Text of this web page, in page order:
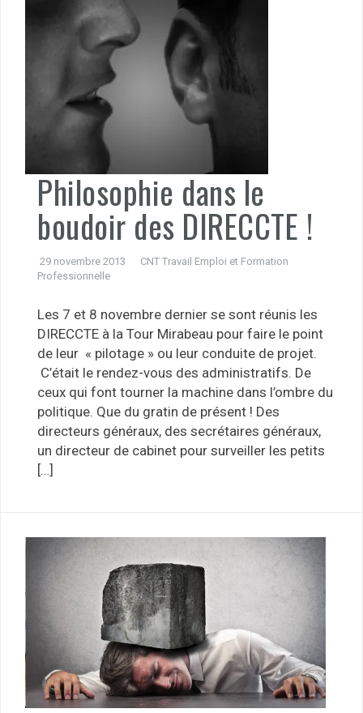
Philosophie dans le
boudoir des DIRECCTE !
29 novembre 2013
CNT Travail Emploi et Formation
Professionnelle
Les 7 et 8 novembre dernier se sont réunis les
DIRECCTE à la Tour Mirabeau pour faire le point
de leur « pilotage » ou leur conduite de projet.
C’était le rendez-vous des administratifs. De
ceux qui font tourner la machine dans l’ombre du
politique. Que du gratin de présent ! Des
directeurs généraux, des secrétaires généraux,
un directeur de cabinet pour surveiller les petits
[…]